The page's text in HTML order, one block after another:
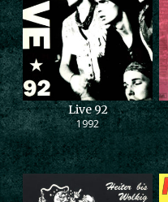
Live 92
1992